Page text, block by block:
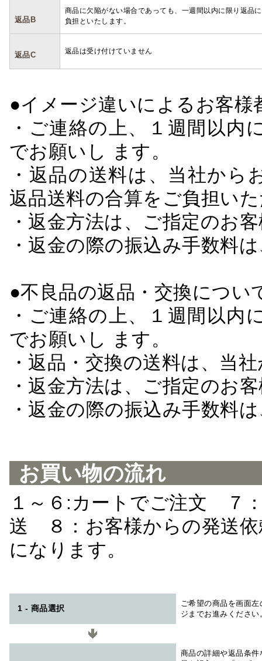
返品B
商品に欠陥がない場合であっても、一週間以内に限り返品
負担といたします。
返品C 返品は受け付けていません
●イメージ違いによるお客
・ご連絡の上、１週間以
でお願いし ます。
・返品の送料は、当社か
返品送料の合算をご負担い
・返金方法は、ご指定のお
・返金の際の振込み手数料
●不良品の返品・交換につい
・ご連絡の上、１週間以
でお願いし ます。
・返品・交換の送料は、当
・返金方法は、ご指定のお
・返金の際の振込み手数料
お買い物の流れ
１～６:カートでご注文 ７
送 ８：お客様からの発送
になります。
1 - 商品選択
ご希望の商品を画面
ジまでお進みください
商品の詳細や返品条